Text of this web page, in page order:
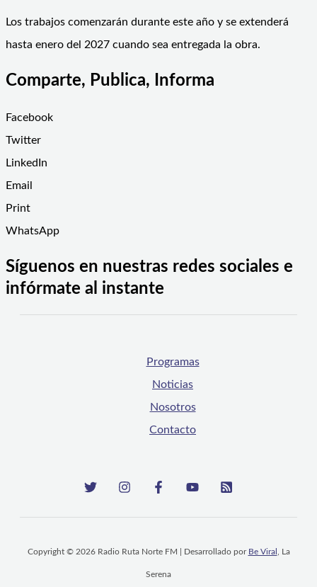
Los trabajos comenzarán durante este año y se extenderá
hasta enero del 2027 cuando sea entregada la obra.
Comparte, Publica, Informa
Facebook
Twitter
LinkedIn
Email
Print
WhatsApp
Síguenos en nuestras redes sociales e
infórmate al instante
Programas
Noticias
Nosotros
Contacto
Copyright © 2026 Radio Ruta Norte FM | Desarrollado por Be Viral , La
Serena